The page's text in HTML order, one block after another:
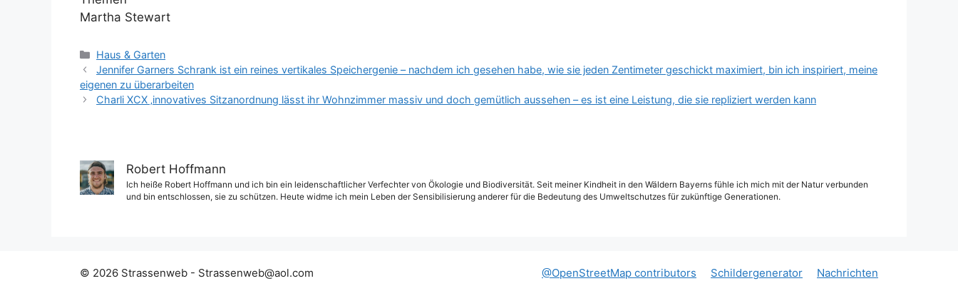
Martha Stewart
Kategorien
Haus & Garten
Jennifer Garners Schrank ist ein reines vertikales Speichergenie – nachdem ich gesehen habe, wie sie jeden Zentimeter geschickt maximiert, bin ich inspiriert, meine
eigenen zu überarbeiten
Charli XCX ‚innovatives Sitzanordnung lässt ihr Wohnzimmer massiv und doch gemütlich aussehen – es ist eine Leistung, die sie repliziert werden kann
Robert Hoffmann
Ich heiße Robert Hoffmann und ich bin ein leidenschaftlicher Verfechter von Ökologie und Biodiversität. Seit meiner Kindheit in den Wäldern Bayerns fühle ich mich mit der Natur verbunden
und bin entschlossen, sie zu schützen. Heute widme ich mein Leben der Sensibilisierung anderer für die Bedeutung des Umweltschutzes für zukünftige Generationen.
@OpenStreetMap contributors Schildergenerator Nachrichten
© 2026 Strassenweb - Strassenweb@aol.com